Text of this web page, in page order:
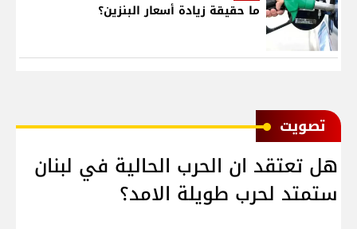
ما حقيقة زيادة أسعار البنزين؟
ﺗﺼﻮﻳﺖ
هل تعتقد ان الحرب الحالية في لبنان
ستمتد لحرب طويلة الامد؟